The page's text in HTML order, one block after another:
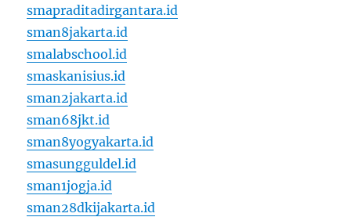
smapraditadirgantara.id
sman8jakarta.id
smalabschool.id
smaskanisius.id
sman2jakarta.id
sman68jkt.id
sman8yogyakarta.id
smasungguldel.id
sman1jogja.id
sman28dkijakarta.id